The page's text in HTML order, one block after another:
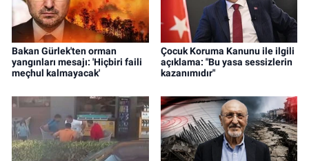
Bakan Gürlek'ten orman
yangınları mesajı: 'Hiçbiri faili
meçhul kalmayacak'
Çocuk Koruma Kanunu ile ilgili
açıklama: "Bu yasa sessizlerin
kazanımıdır"